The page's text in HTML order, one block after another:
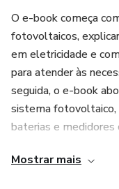
O e-book começa
fotovoltaicos,
em eletricidade e
para atender às
seguida, o e-book
sistema fotovoltaico,
baterias e medidores
O livro também
Mostrar mais